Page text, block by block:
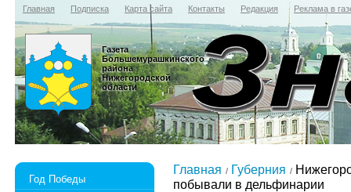
Главная Подписка Карта сайта Контакты Редакция Реклама в
Газета
Большемурашкинского
района
Нижегородской
области
Год Победы
Главная Губерния
побывали в дельфинарии